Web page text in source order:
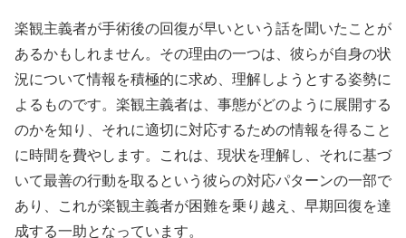
楽観主義者が手術後の回復が早いという話を聞いたことが
あるかもしれません。その理由の一つは、彼らが自身の状
況について情報を積極的に求め、理解しようとする姿勢に
よるものです。楽観主義者は、事態がどのように展開する
のかを知り、それに適切に対応するための情報を得ること
に時間を費やします。これは、現状を理解し、それに基づ
いて最善の行動を取るという彼らの対応パターンの一部で
あり、これが楽観主義者が困難を乗り越え、早期回復を達
成する一助となっています。